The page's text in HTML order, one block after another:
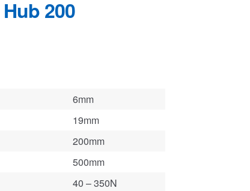
200
6mm
19mm
200mm
500mm
40 – 350N